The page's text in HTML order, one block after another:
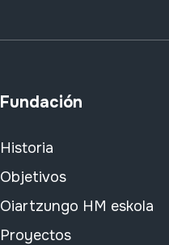
Fundación
Historia
Objetivos
Oiartzungo HM eskola
Proyectos